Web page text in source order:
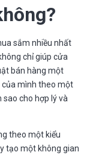
sắm nhiều nhất
chỉ giúp cửa
bán hàng một
của mình theo một
sao cho hợp lý và
theo một kiểu
tạo một không gian